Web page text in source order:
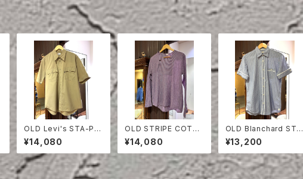
OLD Levi's STA-PR
EST HALF SLEEVE S
HIRT
¥14,080
OLD STRIPE COTT
ON PULLOVER SHIR
T
¥14,080
OLD Blanchard STRI
PE COTTON HALF S
LEEVE SHIRT
¥13,200